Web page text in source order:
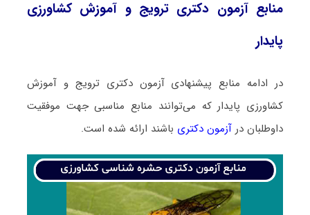
منابع آزمون دکتری ترویج و آموزش کشاورزی
پایدار
در ادامه منابع پیشنهادی آزمون دکتری ترویج و آموزش
کشاورزی پایدار که می‌توانند منابع مناسبی جهت موفقیت
داوطلبان در آزمون دکتری باشند ارائه شده است.